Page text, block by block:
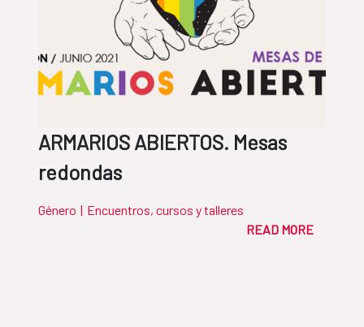
ARMARIOS ABIERTOS. Mesas
redondas
Género | Encuentros, cursos y talleres
READ MORE